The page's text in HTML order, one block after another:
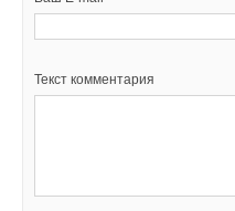
Текст комментария
сокращаются вдвое, а
На рис. 16 показан
приборы и ручные